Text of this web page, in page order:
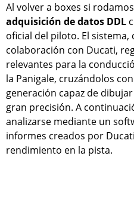
Al volver a boxes si
adquisición de datos DDL
oficial del piloto. El
colaboración con Ducati,
relevantes para la
la Panigale, cruzándolos
generación capaz de
gran precisión. A
analizarse mediante un
informes creados por
rendimiento en la pista.